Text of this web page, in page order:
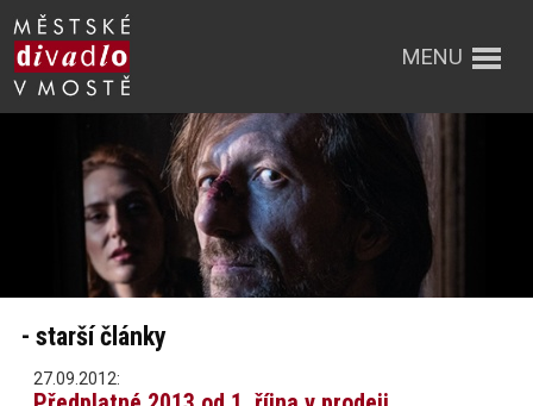
MENU
- starší články
27.09.2012: